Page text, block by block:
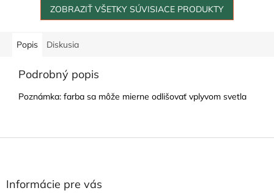
ZOBRAZIŤ VŠETKY SÚVISIACE PRODUKTY
Popis Diskusia
Podrobný popis
Poznámka: farba sa môže mierne odlišovať vplyvom svetla
Z
Informácie pre vás